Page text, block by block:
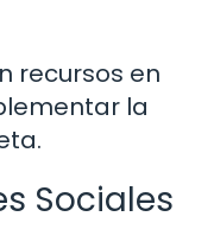
recursos en
la
Sociales